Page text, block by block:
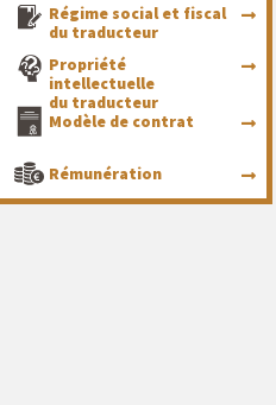
Régime social et fiscal
du traducteur
Propriété
intellectuelle
du traducteur
Modèle de contrat
Rémunération